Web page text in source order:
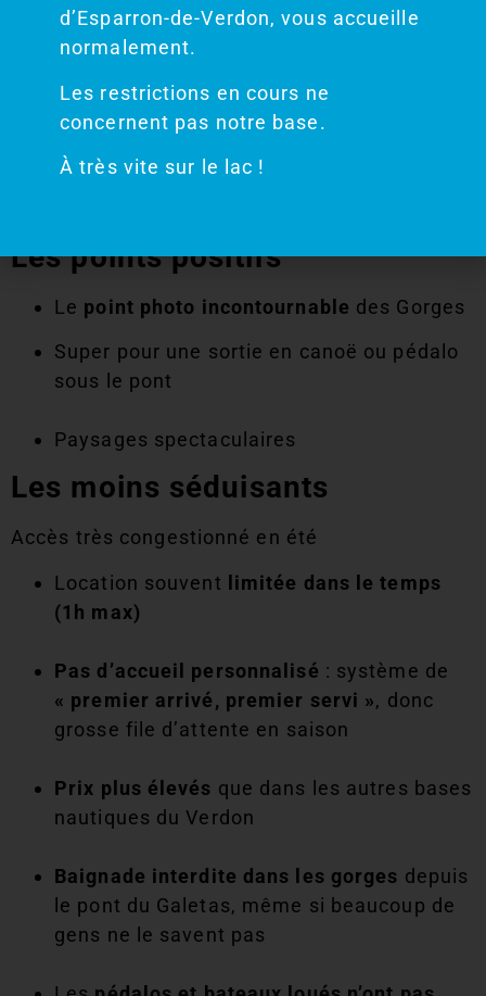
Source provence-alpes-cotedazur.com
5. Pont du Galetas et
Gorges du Verdon : le
Les points positifs
Le point photo incontournable des Gorges
Super pour une sortie en canoë ou pédalo
sous le pont
Paysages spectaculaires
Les moins séduisants
Accès très congestionné en été
Location souvent
limitée dans le temps
(1h max)
Pas d’accueil personnalisé : système de
« premier arrivé, premier servi », donc
grosse file d’attente en saison
Prix plus élevés que dans les autres bases
nautiques du Verdon
Baignade interdite dans les gorges depuis
le pont du Galetas, même si beaucoup de
gens ne le savent pas
d’Esparron-de-Verdon, vous accueille
normalement.
Les restrictions en cours ne
concernent pas notre base.
À très vite sur le lac !